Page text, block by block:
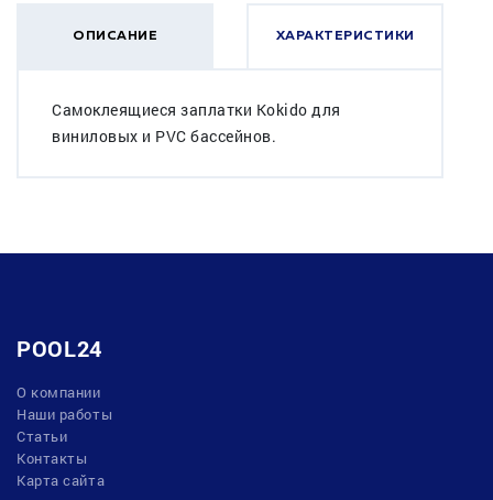
ОПИСАНИЕ ХАРАКТЕРИСТИКИ
Самоклеящиеся заплатки Kokido для
виниловых и PVC бассейнов.
POOL24
О компании
Наши работы
Статьи
Контакты
Карта сайта